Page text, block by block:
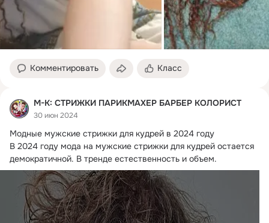
Комментировать Класс
М-К: СТРИЖКИ ПАРИКМАХЕР БАРБЕР КОЛОРИСТ
30 июн 2024
Модные мужские стрижки для кудрей в 2024 году
В 2024 году мода на мужские стрижки для кудрей остается
демократичной. В тренде естественность и объем.